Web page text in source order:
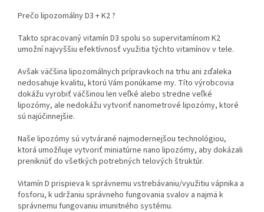
Prečo lipozomálny D3 + K2 ?
Takto spracovaný vitamín D3 spolu so supervitamínom K2
umožní najvyššiu efektívnosť využitia týchto vitamínov v tele.
Avšak väčšina lipozomálnych prípravkoch na trhu ani zďaleka
nedosahuje kvalitu, ktorú Vám ponúkame my. Títo výrobcovia
dokážu vyrobiť väčšinou len veľké alebo stredne veľké
lipozómy, ale nedokážu vytvoriť nanometrové lipozómy, ktoré
sú najúčinnejšie.
Naše lipozómy sú vytvárané najmodernejšou technológiou,
ktorá umožňuje vytvoriť miniatúrne nano lipozómy, aby dokázali
preniknúť do všetkých potrebných telových štruktúr.
Vitamín D prispieva k správnemu vstrebávaniu/využitiu vápnika a
fosforu, k udržaniu správneho fungovania svalov a najmä k
správnemu fungovaniu imunitného systému.